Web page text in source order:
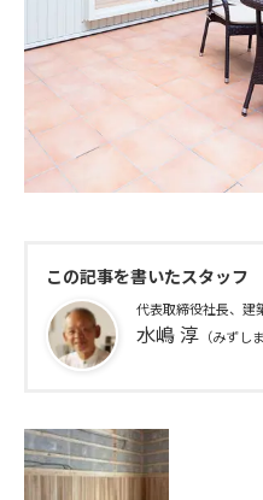
この記事を書いたスタッフ
代表取締役社長、建
水嶋 淳 （みずし